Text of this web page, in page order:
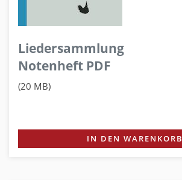
Liedersammlung
Notenheft PDF
(20 MB)
IN DEN WARENKORB